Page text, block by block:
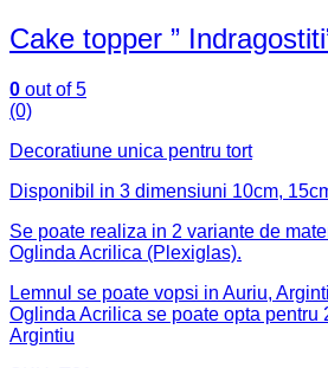
Cake topper ”
0 out of 5
(0)
Decoratiune unica pentru tort
Disponibil in 3 dimensiuni 10cm,
Se poate realiza in 2 variante de
Oglinda Acrilica (Plexiglas).
Lemnul se poate vopsi in Auriu,
Oglinda Acrilica se poate opta pentru
Argintiu